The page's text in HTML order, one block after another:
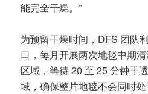
能完全干燥。”
为预留干燥时间，DFS 团队
口，每月开展两次地毯中期
区域，等待 20 至 25 分钟干
域，确保整片地毯不会同时